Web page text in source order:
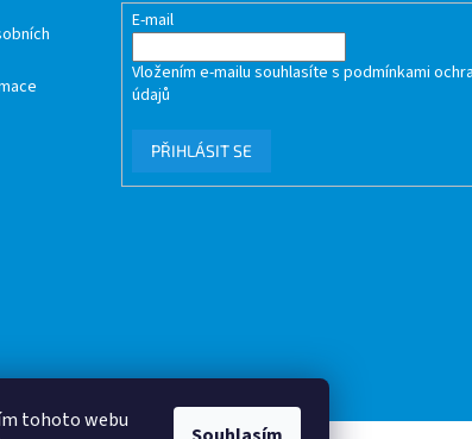
tohoto webu
E-mail
Vložením e-mailu souhlasíte spodmínkami
údajů
PŘIHLÁSIT SE